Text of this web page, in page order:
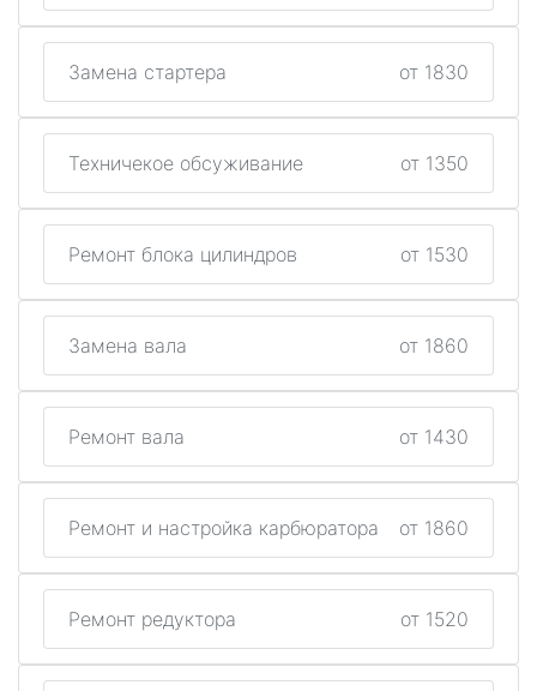
Замена стартера от 1830
Техничекое обсуживание от 1350
Ремонт блока цилиндров от 1530
Замена вала от 1860
Ремонт вала от 1430
Ремонт и настройка карбюратора от 1860
Ремонт редуктора от 1520